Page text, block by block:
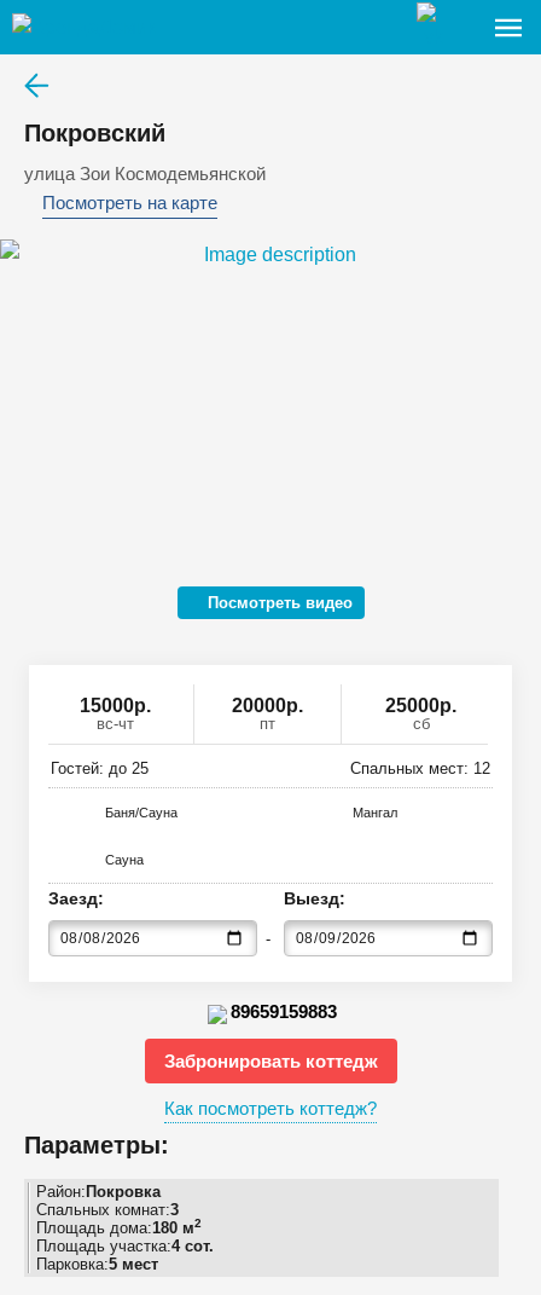
Покровский
улица Зои Космодемьянской
Посмотреть на карте
Посмотреть видео
15000р.
вс-чт
20000р.
пт
25000р.
сб
Гостей: до 25 Спальных мест: 12
Баня/Сауна Мангал
Сауна
Заезд: Выезд:
89659159883
Забронировать коттедж
Как посмотреть коттедж?
Параметры:
Район: Покровка
Спальных комнат:3
Площадь дома:180 м2
Площадь участка:4 сот.
Парковка:5 мест